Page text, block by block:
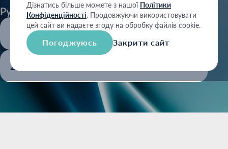
Рубрики:
2014
Дізнатись більше можете з нашої Політики
Конфіденційності. Продовжуючи використовувати
цей сайт ви надаєте згоду на обробку файлів cookie.
Погоджуюсь Закрити сайт